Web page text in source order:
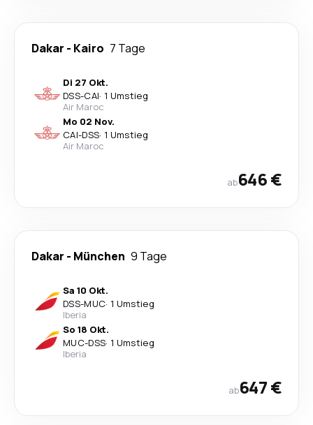
Dakar - Kairo 7 Tage
Di 27 Okt.
DSS-CAI· 1 Umstieg
Air Maroc
Mo 02 Nov.
CAI-DSS· 1 Umstieg
Air Maroc
ab646 €
Dakar - München 9 Tage
Sa 10 Okt.
DSS-MUC· 1 Umstieg
Iberia
So 18 Okt.
MUC-DSS· 1 Umstieg
Iberia
ab647 €